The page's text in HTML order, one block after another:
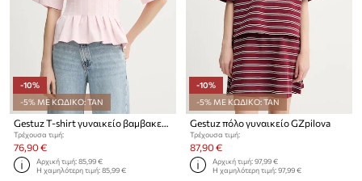
-10%
-5% ΜΕ ΚΩΔΙΚΟ: TAN
Τρέχουσα τιμή:
76,90 €
Αρχική τιμή:85,99 €
Η χαμηλότερη τιμή:85,99 €
-10%
-5% ΜΕ ΚΩΔΙΚΟ: TAN
Gestuz πόλο γυναικείο GZpilova
Τρέχουσα τιμή:
87,90 €
Αρχική τιμή:97,99 €
Η χαμηλότερη τιμή:97,99 €